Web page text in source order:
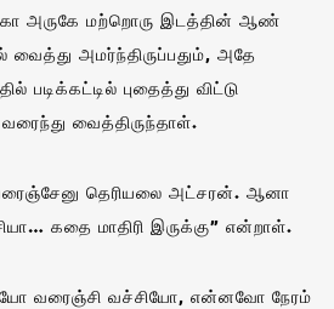
அருகே மற்றொரு இடத்தின் ஆண்
அமர்ந்திருப்பதும், அதே
புதைத்து விட்டு
வரைந்து வைத்திருந்தாள்.
தெரியலை அட்சரன். ஆனா
கதை மாதிரி இருக்கு” என்றாள்.
வரைஞ்சி வச்சியோ, என்னவோ நேரம்